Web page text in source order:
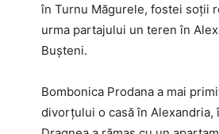
în Turnu Măgurele, fostei soţii
urma partajului un teren în
Buşteni.
Bombonica Prodana a mai
divorţului o casă în Alexandria,